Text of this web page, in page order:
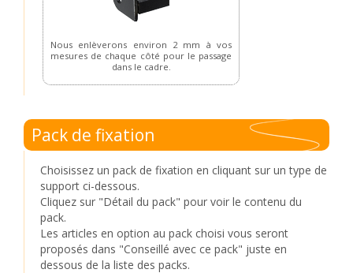
Nous enlèverons environ 2 mm à vos
mesures de chaque côté pour le passage
dans le cadre.
Pack de fixation
Choisissez un pack de fixation en cliquant sur un type de
support ci-dessous.
Cliquez sur "Détail du pack" pour voir le contenu du
pack.
Les articles en option au pack choisi vous seront
proposés dans "Conseillé avec ce pack" juste en
dessous de la liste des packs.